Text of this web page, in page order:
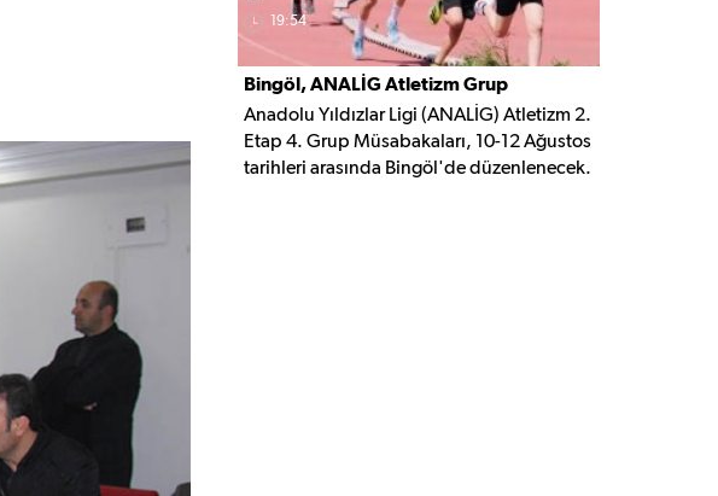
19:54
Bingöl, ANALİG Atletizm Grup
Yarışmalarına Ev Sahipliği Yapacak
Anadolu Yıldızlar Ligi (ANALİG) Atletizm 2.
Etap 4. Grup Müsabakaları, 10-12 Ağustos
tarihleri arasında Bingöl'de düzenlenecek.